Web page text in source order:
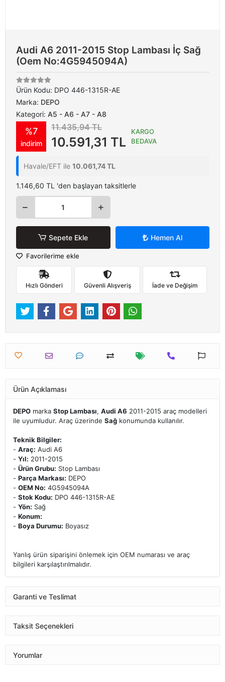
Audi A6 2011-2015 Stop Lambası İç Sağ
(Oem No:4G5945094A)
Ürün Kodu: DPO 446-1315R-AE
Marka: DEPO
Kategori: A5 - A6 - A7 - A8
%7
indirim
11.435,94 TL
10.591,31 TL
KARGO
BEDAVA
Havale/EFT ile 10.061,74 TL
1.146,60 TL 'den başlayan taksitlerle
Sepete Ekle Hemen Al
Favorilerime ekle
Hızlı Gönderi Güvenli Alışveriş İade ve Değişim
Ürün Açıklaması
DEPO marka Stop Lambası, Audi A6 2011-2015 araç modelleri
ile uyumludur. Araç üzerinde Sağ konumunda kullanılır.
Teknik Bilgiler:
- Araç: Audi A6
- Yıl: 2011-2015
- Ürün Grubu: Stop Lambası
- Parça Markası: DEPO
- OEM No: 4G5945094A
- Stok Kodu: DPO 446-1315R-AE
- Yön: Sağ
- Konum:
- Boya Durumu: Boyasız
Yanlış ürün siparişini önlemek için OEM numarası ve araç
bilgileri karşılaştırılmalıdır.
Garanti ve Teslimat
Taksit Seçenekleri
Yorumlar